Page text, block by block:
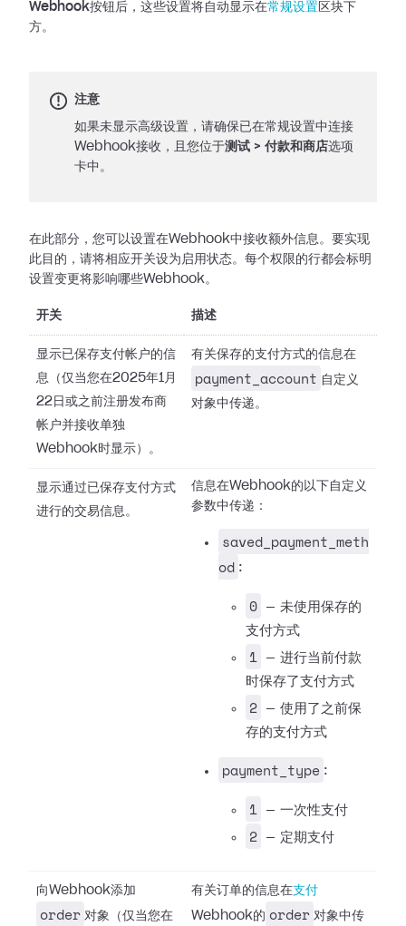
Webhook按钮后，这些设置将自动显示在常规设置 区块下
方。
注意
如果未显示高级设置，请确保已在常规设置中连接
Webhook接收，且您位于测试 > 付款和商店选项
卡中。
在此部分，您可以设置在Webhook中接收额外信息。要实现
此目的，请将相应开关设为启用状态。每个权限的行都会标明
设置变更将影响哪些Webhook。
开关 描述
显示已保存支付帐户的信
息（仅当您在2025年1月
22日或之前注册发布商
帐户并接收单独
Webhook时显示）。
有关保存的支付方式的信息在
payment_account 自定义
对象中传递。
显示通过已保存支付方式
进行的交易信息。
信息在Webhook的以下自定义
参数中传递：
saved_payment_meth
od :
0
— 未使用保存的
支付方式
1
— 进行当前付款
时保存了支付方式
2
— 使用了之前保
存的支付方式
payment_type :
1 — 一次性支付
2 — 定期支付
向Webhook添加
order 对象（仅当您在
有关订单的信息在支付
Webhook的 order 对象中传